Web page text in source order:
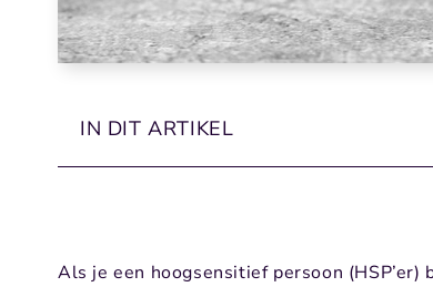
IN DIT ARTIKEL
Als je een hoogsensitief persoon